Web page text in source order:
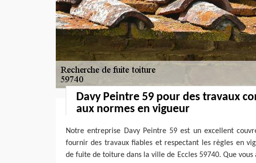
Davy Peintre 59 pour des travaux
aux normes en vigueur
Notre entreprise Davy Peintre 59 est un excellent
fournir des travaux fiables et respectant les règles en
de fuite de toiture dans la ville de Eccles 59740. Que vous